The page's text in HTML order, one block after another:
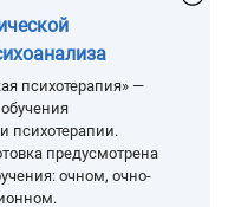
психотерапия» —
психотерапии.
предусмотрена
очном, очно-